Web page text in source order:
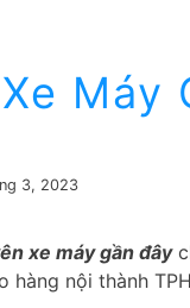
Máy
3, 2023
xe máy gần đây
hàng nội thành